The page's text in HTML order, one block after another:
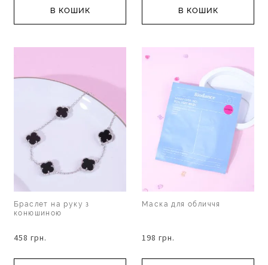
В КОШИК В КОШИК
Браслет на руку з
конюшиною
458 грн.
Маска для обличчя
198 грн.